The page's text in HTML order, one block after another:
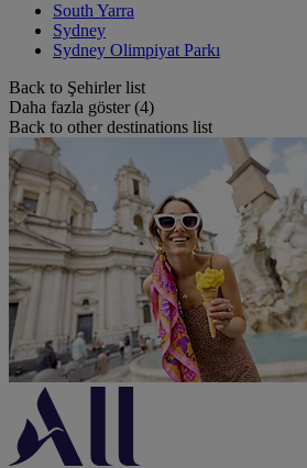
South Yarra
Sydney
Sydney Olimpiyat Parkı
Back to Şehirler list
Daha fazla göster (4)
Back to other destinations list